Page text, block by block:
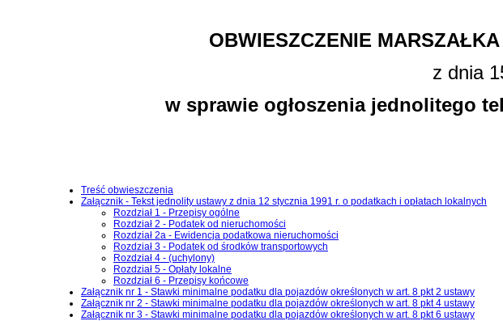
OBWIESZCZENIE
z dnia
w sprawie ogłoszenia jednolitego
Treść obwieszczenia
Załącznik - Tekst jednolity ustawy z dnia 12 stycznia 1991 r. o podatkach i opłatach lokalnych
Rozdział 1 - Przepisy ogólne
Rozdział 2 - Podatek od nieruchomości
Rozdział 2a - Ewidencja podatkowa nieruchomości
Rozdział 3 - Podatek od środków transportowych
Rozdział 4 - (uchylony)
Rozdział 5 - Opłaty lokalne
Rozdział 6 - Przepisy końcowe
Załącznik nr 1 - Stawki minimalne podatku dla pojazdów określonych w art. 8 pkt 2 ustawy
Załącznik nr 2 - Stawki minimalne podatku dla pojazdów określonych w art. 8 pkt 4 ustawy
Załącznik nr 3 - Stawki minimalne podatku dla pojazdów określonych w art. 8 pkt 6 ustawy